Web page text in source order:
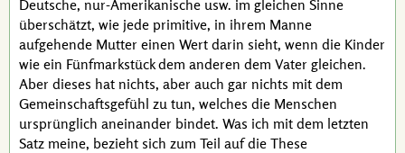
Deutsche, nur-Amerikanische usw. im gleichen Sinne
überschätzt, wie jede primitive, in ihrem Manne
aufgehende Mutter einen Wert darin sieht, wenn die Kinder
wie ein Fünfmarkstück dem anderen dem Vater gleichen.
Aber dieses hat nichts, aber auch gar nichts mit dem
Gemeinschaftsgefühl zu tun, welches die Menschen
ursprünglich aneinander bindet. Was ich mit dem letzten
Satz meine, bezieht sich zum Teil auf die These